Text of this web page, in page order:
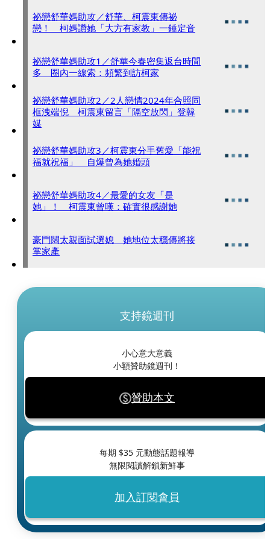
祕戀舒華媽助攻／舒華、柯震東傳祕
戀！ 柯媽讚她「大方有家教」一錘定音
祕戀舒華媽助攻1／舒華今春密集返台時間
多 圈內一線索：頻繁到訪柯家
祕戀舒華媽助攻2／2人戀情2024年合照同
框洩端倪 柯震東留言「隔空放閃」登韓
媒
祕戀舒華媽助攻3／柯震東分手舊愛「能祝
福就祝福」 自爆曾為她婚頭
祕戀舒華媽助攻4／最愛的女友「是
她」！ 柯震東曾嘆：確實很感謝她
豪門闊太親面試選媳 她地位太穩傳將接
掌家產
支持鏡週刊
小心意大意義
小額贊助鏡週刊！
贊助本文
每期 $35 元動態話題報導
無限閱讀解鎖新鮮事
加入訂閱會員